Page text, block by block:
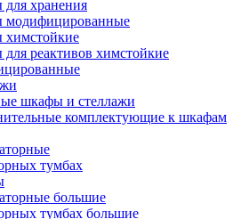
хранения
реактивов химстойкие
шкафы и стеллажи
комплектующие к шкафам
тумбах
большие
тумбах большие